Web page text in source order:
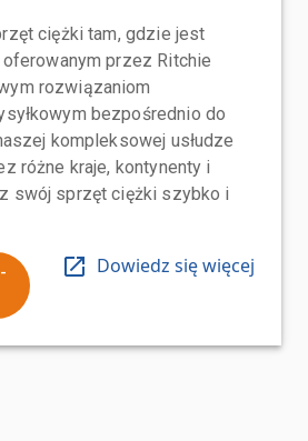
ciężki tam, gdzie jest
przez Ritchie
rozwiązaniom
bezpośrednio do
kompleksowej usłudze
różne kraje, kontynenty i
swój sprzęt ciężki szybko i
Dowiedz się więcej